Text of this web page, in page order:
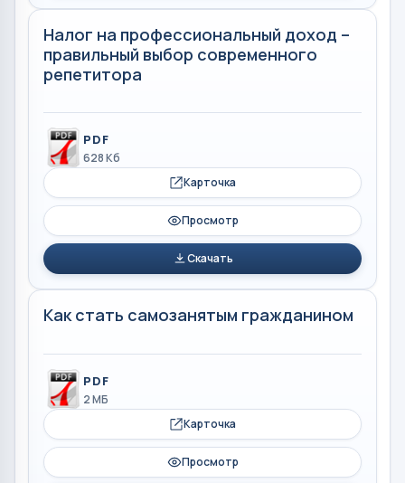
Налог на профессиональный доход –
правильный выбор современного
репетитора
PDF
628 Кб
Карточка
Просмотр
Скачать
Как стать самозанятым гражданином
PDF
2 МБ
Карточка
Просмотр